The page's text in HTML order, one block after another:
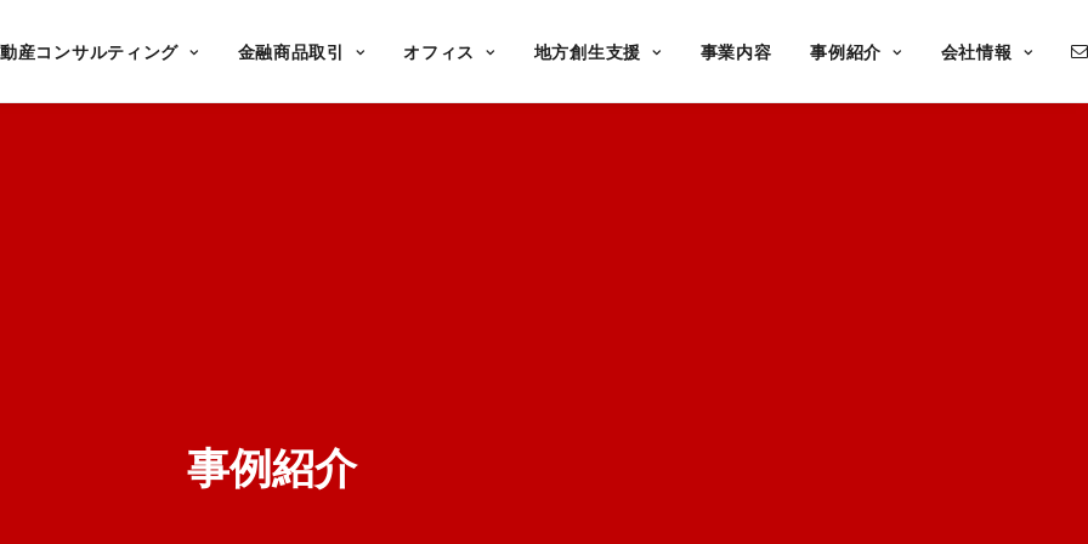
産コンサルティング 金融商品取引 オフィス 地方創生支援 事業内容 事例紹介 会社情報
事例紹介